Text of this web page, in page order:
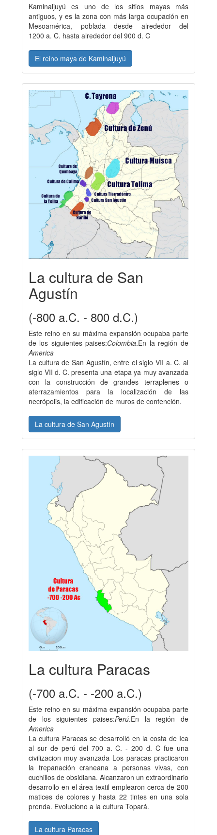
Kaminaljuyú es uno de los sitios mayas más
antiguos, y es la zona con más larga ocupación en
Mesoamérica, poblada desde alrededor del
1200 a. C. hasta alrededor del 900 d. C
El reino maya de Kaminaljuyú
La cultura de San
Agustín
(-800 a.C. - 800 d.C.)
Este reino en su máxima expansión ocupaba parte
de los siguientes paises:Colombia.En la región de
America
La cultura de San Agustín, entre el siglo VII a. C. al
siglo VII d. C. presenta una etapa ya muy avanzada
con la construcción de grandes terraplenes o
aterrazamientos para la localización de las
necrópolis, la edificación de muros de contención.
La cultura de San Agustín
La cultura Paracas
(-700 a.C. - -200 a.C.)
Este reino en su máxima expansión ocupaba parte
de los siguientes paises:Perú.En la región de
America
La cultura Paracas se desarrolló en la costa de Ica
al sur de perú del 700 a. C. - 200 d. C fue una
civilizacion muy avanzada Los paracas practicaron
la trepanación craneana a personas vivas, con
cuchillos de obsidiana. Alcanzaron un extraordinario
desarrollo en el área textil emplearon cerca de 200
matices de colores y hasta 22 tintes en una sola
prenda. Evoluciono a la cultura Topará.
La cultura Paracas